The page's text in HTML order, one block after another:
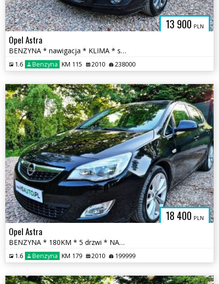
13 900 PLN
Opel Astra
BENZYNA * nawigacja * KLIMA * super * okazja * POLECAMY
1.6 Benzyna KM 115 2010 238000
18 400 PLN
Opel Astra
BENZYNA * 180KM * 5 drzwi * NAWIGACJA * super * oakzja * polecamy
1.6 Benzyna KM 179 2010 199999